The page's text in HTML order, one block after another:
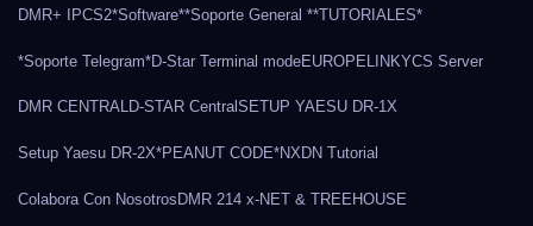
DMR+ IPCS2*Software**Soporte General **TUTORIALES*
*Soporte Telegram*D-Star Terminal modeEUROPELINKYCS Server
DMR CENTRALD-STAR CentralSETUP YAESU DR-1X
Setup Yaesu DR-2X*PEANUT CODE*NXDN Tutorial
Colabora Con Nosotros DMR 214 x-NET & TREEHOUSE